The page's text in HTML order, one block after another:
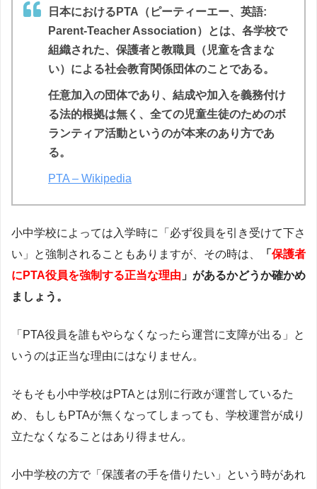
日本におけるPTA（ピーティーエー、英語:
Parent-Teacher Association）とは、各学校で
組織された、保護者と教職員（児童を含まな
い）による社会教育関係団体のことである。
任意加入の団体であり、結成や加入を義務付け
る法的根拠は無く、全ての児童生徒のためのボ
ランティア活動というのが本来のあり方であ
る。
PTA – Wikipedia
小中学校によっては入学時に「必ず役員を引き受けて下さ
い」と強制されることもありますが、その時は、
「 保護者
にPTA役員を強制する正当な理由 」があるかどうか確かめ
ましょう。
「PTA役員を誰もやらなくなったら運営に支障が出る」と
いうのは正当な理由にはなりません。
そもそも小中学校はPTAとは別に行政が運営しているた
め、もしもPTAが無くなってしまっても、学校運営が成り
立たなくなることはあり得ません。
小中学校の方で「保護者の手を借りたい」という時があれ